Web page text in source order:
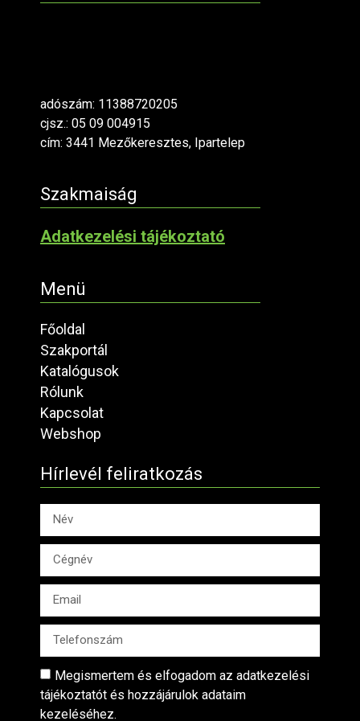
adószám: 11388720205
cjsz.: 05 09 004915
cím: 3441 Mezőkeresztes, Ipartelep
Szakmaiság
Adatkezelési tájékoztató
Menü
Főoldal
Szakportál
Katalógusok
Rólunk
Kapcsolat
Webshop
Hírlevél feliratkozás
Megismertem és elfogadom az adatkezelési
tájékoztatót és hozzájárulok adataim
kezeléséhez.